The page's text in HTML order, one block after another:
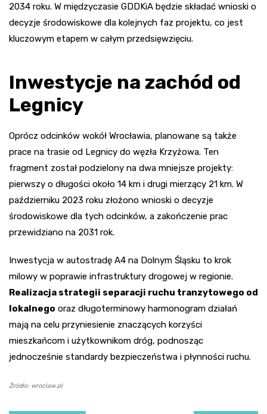
2034 roku. W międzyczasie GDDKiA będzie składać wnioski o
decyzje środowiskowe dla kolejnych faz projektu, co jest
kluczowym etapem w całym przedsięwzięciu.
Inwestycje na zachód od
Legnicy
Oprócz odcinków wokół Wrocławia, planowane są także
prace na trasie od Legnicy do węzła Krzyżowa. Ten
fragment został podzielony na dwa mniejsze projekty:
pierwszy o długości około 14 km i drugi mierzący 21 km. W
październiku 2023 roku złożono wnioski o decyzje
środowiskowe dla tych odcinków, a zakończenie prac
przewidziano na 2031 rok.
Inwestycja w autostradę A4 na Dolnym Śląsku to krok
milowy w poprawie infrastruktury drogowej w regionie.
Realizacja strategii separacji ruchu tranzytowego od
lokalnego oraz długoterminowy harmonogram działań
mają na celu przyniesienie znaczących korzyści
mieszkańcom i użytkownikom dróg, podnosząc
jednocześnie standardy bezpieczeństwa i płynności ruchu.
Źródło: wroclaw.pl